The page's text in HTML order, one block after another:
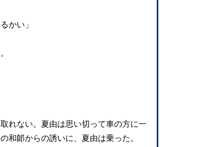
かい」
れない。夏由は思い切って車の方に一
和郞からの誘いに、夏由は乗った。